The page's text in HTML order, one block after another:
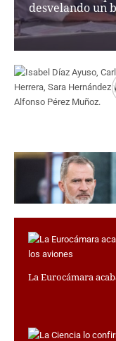
PERSONAJES
ORGANISMOS
LUGARES
HEMEROTECA
SERVICIOS
ENLACES
MEDIOS
MÁS SERVICIOS
AMÉRICA
ESPAÑA
desvelando un
La Eurocámara